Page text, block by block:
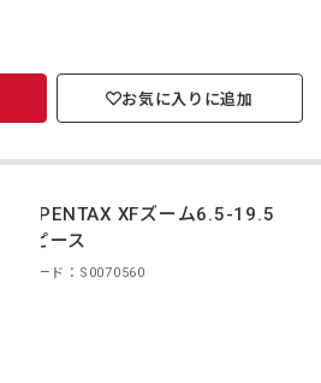
お気に入りに追加
smc PENTAX XFズーム6.5-19.5
アイピース
商品コード：S0070560